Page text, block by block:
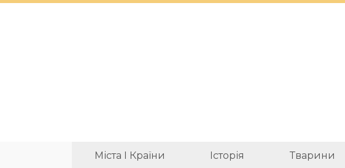
Міста І Країни Історія Тварини